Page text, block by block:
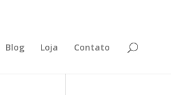
Blog Loja Contato